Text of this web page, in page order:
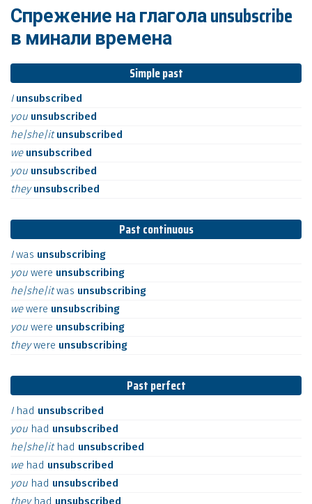
Спрежение на глагола unsubscribe
в минали времена
Simple past
I unsubscribed
you unsubscribed
he|she|itunsubscribed
we unsubscribed
you unsubscribed
theyunsubscribed
Past continuous
Iwas unsubscribing
you were unsubscribing
he|she|itwas unsubscribing
wewere unsubscribing
you were unsubscribing
theywere unsubscribing
Past perfect
I had unsubscribed
you had unsubscribed
he|she|it had unsubscribed
we had unsubscribed
you had unsubscribed
they had unsubscribed